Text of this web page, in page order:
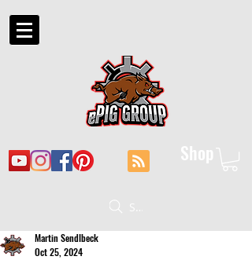
Shop
Suche
Martin Sendlbeck
Oct 25, 2024